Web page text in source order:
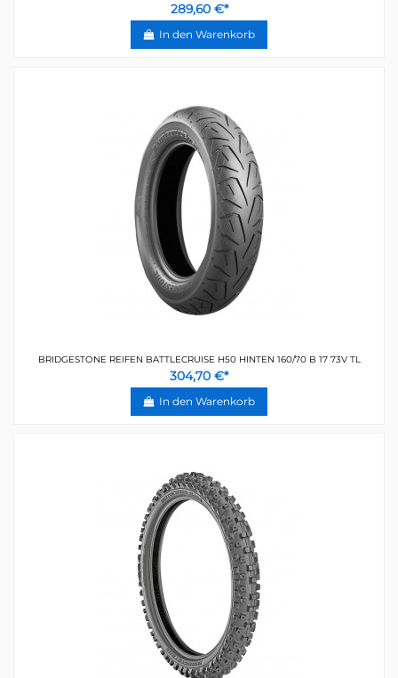
289,60 €*
In den Warenkorb
BRIDGESTONE REIFEN BATTLECRUISE H50 HINTEN 160/70 B 17 73V TL
304,70 €*
In den Warenkorb